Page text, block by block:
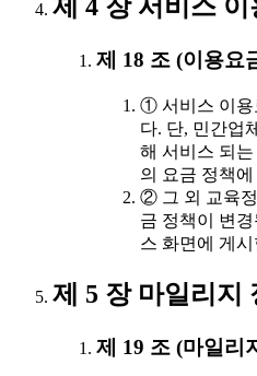
제 4 장 서비스 이
제 18 조 (이용요
① 서비스 이용
다. 단, 민간업
해 서비스 되
의 요금 정책
② 그 외 교육
금 정책이 변
스 화면에 게
제 5 장 마일리지
제 19 조 (마일리